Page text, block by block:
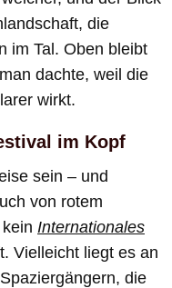
die
im Tal. Oben bleibt
dachte, weil die
wirkt.
im Kopf
sein – und
von rotem
Internationales
Vielleicht liegt es an
die